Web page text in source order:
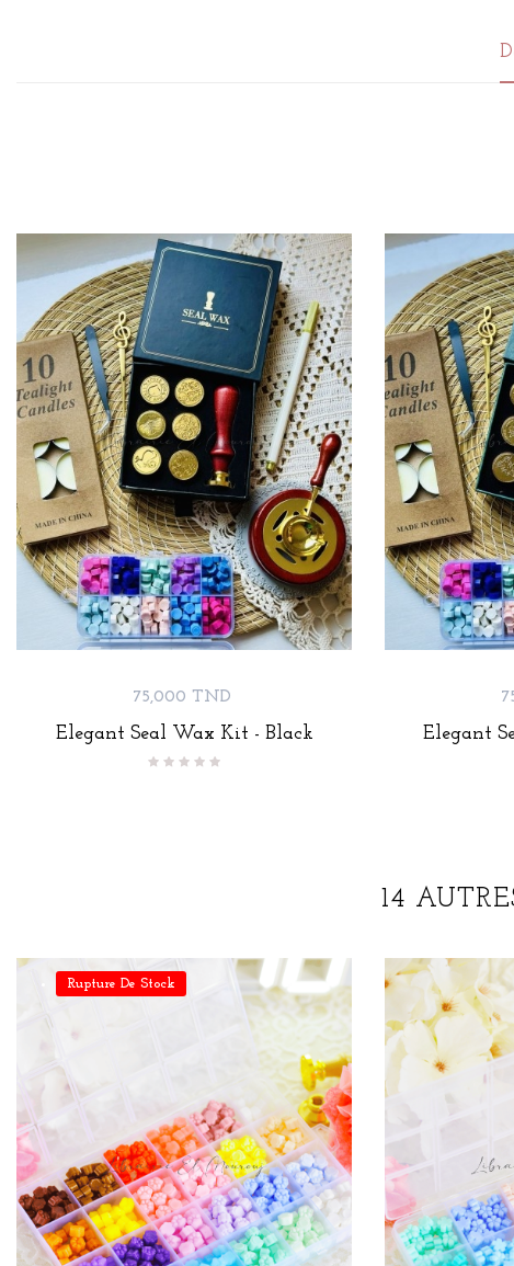
Prix
75,000 TND
Elegant Seal Wax Kit - Black Elegant
14
Rupture De Stock